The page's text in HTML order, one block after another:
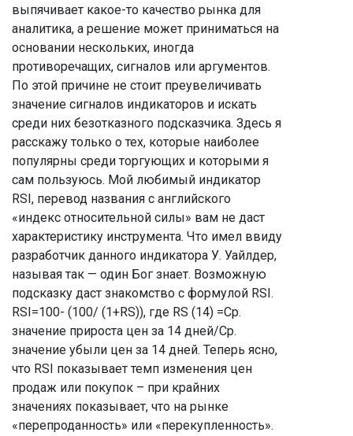
выпячивает какое-то качество рынка для
аналитика, а решение может приниматься на
основании нескольких, иногда
противоречащих, сигналов или аргументов.
По этой причине не стоит преувеличивать
значение сигналов индикаторов и искать
среди них безотказного подсказчика. Здесь я
расскажу только о тех, которые наиболее
популярны среди торгующих и которыми я
сам пользуюсь. Мой любимый индикатор
RSI, перевод названия с английского
«индекс относительной силы» вам не даст
характеристику инструмента. Что имел ввиду
разработчик данного индикатора У. Уайлдер,
называя так — один Бог знает. Возможную
подсказку даст знакомство с формулой RSI.
RSI=100- (100/ (1+RS)), где RS (14) =Ср.
значение прироста цен за 14 дней/Ср.
значение убыли цен за 14 дней. Теперь ясно,
что RSI показывает темп изменения цен
продаж или покупок – при крайних
значениях показывает, что на рынке
«перепроданность» или «перекупленность».